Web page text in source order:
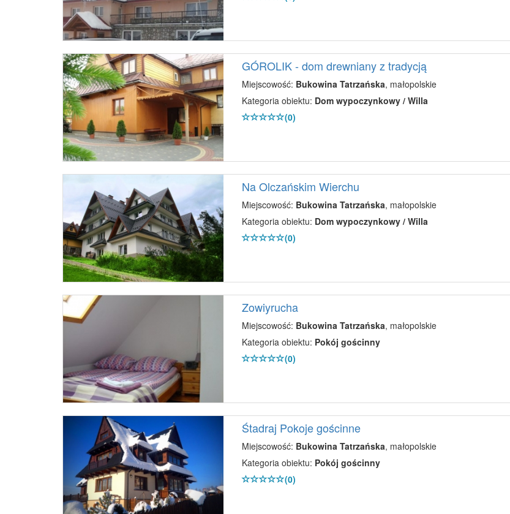
GÓROLIK - dom drewniany z tradycją
Miejscowość: Bukowina Tatrzańska, małopolskie
Kategoria obiektu: Dom wypoczynkowy / Willa
(0)
Na Olczańskim Wierchu
Miejscowość: Bukowina Tatrzańska, małopolskie
Kategoria obiektu: Dom wypoczynkowy / Willa
(0)
Zowiyrucha
Miejscowość: Bukowina Tatrzańska, małopolskie
Kategoria obiektu: Pokój gościnny
(0)
Śtadraj Pokoje gościnne
Miejscowość: Bukowina Tatrzańska, małopolskie
Kategoria obiektu: Pokój gościnny
(0)